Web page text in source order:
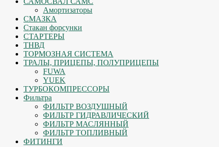
Амортизаторы
СМАЗКА
Стакан форсунки
СТАРТЕРЫ
ТНВД
ТОРМОЗНАЯ СИСТЕМА
ТРАЛЫ, ПРИЦЕПЫ, ПОЛУПРИЦЕПЫ
FUWA
YUEK
ТУРБОКОМПРЕССОРЫ
Фильтра
ФИЛЬТР ВОЗДУШНЫЙ
ФИЛЬТР ГИДРАВЛИЧЕСКИЙ
ФИЛЬТР МАСЛЯННЫЙ
ФИЛЬТР ТОПЛИВНЫЙ
ФИТИНГИ